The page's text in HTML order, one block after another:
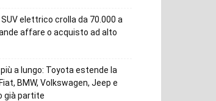
elettrico crolla da 70.000 a
affare o acquisto ad alto
a lungo: Toyota estende la
BMW, Volkswagen, Jeep e
già partite